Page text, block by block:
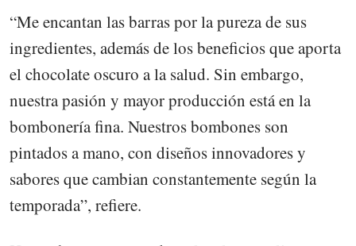
“Me encantan las barras por la pureza de sus
ingredientes, además de los beneficios que aporta
el chocolate oscuro a la salud. Sin embargo,
nuestra pasión y mayor producción está en la
bombonería fina. Nuestros bombones son
pintados a mano, con diseños innovadores y
sabores que cambian constantemente según la
temporada”, refiere.